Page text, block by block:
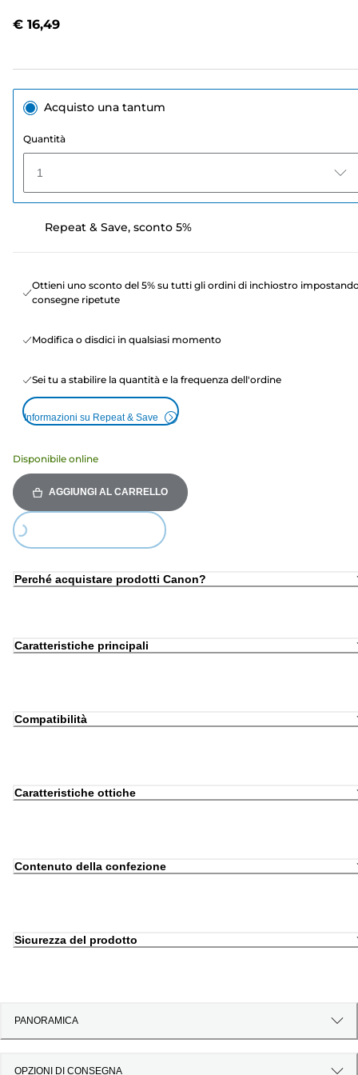
€ 16,49
Acquisto una tantum
Quantità
1
Repeat & Save, sconto 5%
Ottieni uno sconto del 5% su tutti gli ordini di inchiostro
consegne ripetute
Modifica o disdici in qualsiasi momento
Sei tu a stabilire la quantità e la frequenza dell'ordine
Informazioni su Repeat & Save
Disponibile online
AGGIUNGI AL CARRELLO
Loading...
Perché acquistare prodotti Canon?
Caratteristiche principali
Compatibilità
Caratteristiche ottiche
Contenuto della confezione
Sicurezza del prodotto
PANORAMICA
OPZIONI DI CONSEGNA